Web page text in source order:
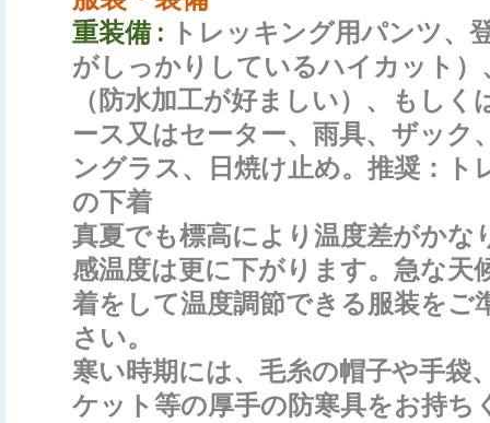
重装備 : トレッキング用パンツ、
がしっかりしているハイカット
（防水加工が好ましい）、もし
ース又はセーター、雨具、ザック
ングラス、日焼け止め。推奨：ト
の下着
真夏でも標高により温度差がかな
感温度は更に下がります。急な天
着をして温度調節できる服装をご
さい。
寒い時期には、毛糸の帽子や手袋
ケット等の厚手の防寒具をお持ち